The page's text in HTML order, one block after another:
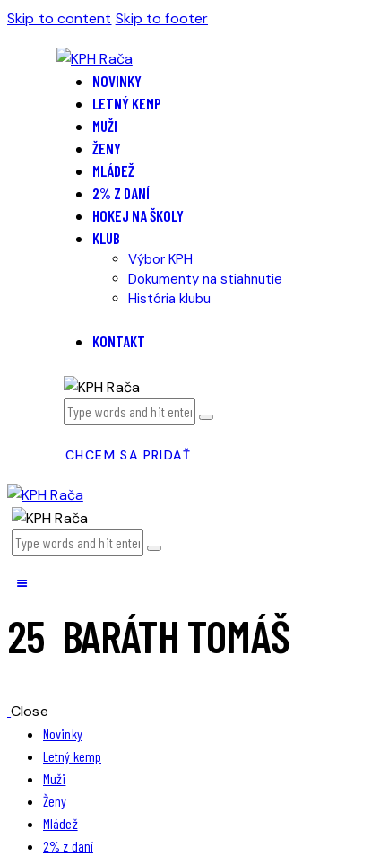
Skip to content Skip to footer
NOVINKY
LETNÝ KEMP
MUŽI
ŽENY
MLÁDEŽ
2% Z DANÍ
HOKEJ NA ŠKOLY
KLUB
Výbor KPH
Dokumenty na stiahnutie
História klubu
KONTAKT
CHCEM SA PRIDAŤ
25 BARÁTH TOMÁŠ
Close
Novinky
Letný kemp
Muži
Ženy
Mládež
2% z daní